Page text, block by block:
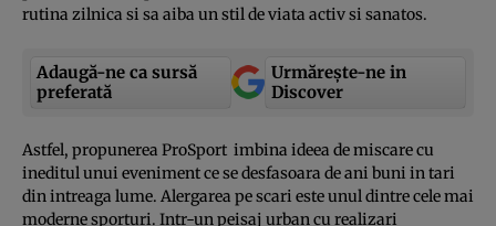
rutina zilnica si sa aiba un stil de viata activ si sanatos.
Adaugă-ne ca sursă
preferată
Urmărește-ne in
Discover
Astfel, propunerea ProSport imbina ideea de miscare cu
ineditul unui eveniment ce se desfasoara de ani buni in tari
din intreaga lume. Alergarea pe scari este unul dintre cele mai
moderne sporturi. Intr-un peisaj urban cu realizari